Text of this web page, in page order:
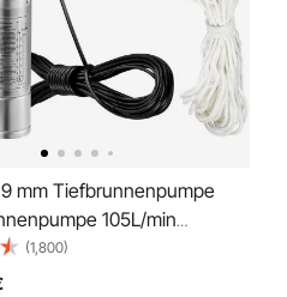
mm Tiefbrunnenpumpe
105L/min
max. Förderhöhe 62m
230V 50Hz Sandpumpe
(1,800)